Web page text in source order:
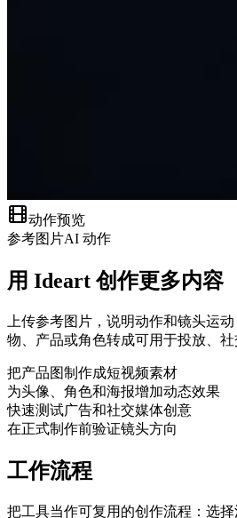
动作预览
参考图片AI 动作
用 Ideart 创作更多内容
上传参考图片，说明动作和镜头运
物、产品或角色转成可用于投放、社
把产品图制作成短视频素材
为头像、角色和海报增加动态效果
快速测试广告和社交媒体创意
在正式制作前验证镜头方向
工作流程
把工具当作可复用的创作流程：选